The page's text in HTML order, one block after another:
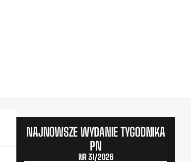
NAJNOWSZE WYDANIE TYGODNIKA
PN
NR 31/2026